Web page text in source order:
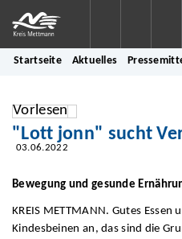
Startseite Aktuelles
Vorlesen
"Lott jonn" sucht
03.06.2022
Bewegung und gesunde
KREIS METTMANN. Gutes Essen
Kindesbeinen an, das sind die